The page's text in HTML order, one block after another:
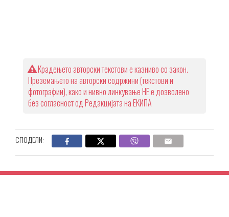
Крадењето авторски текстови е казниво со закон.
Преземањето на авторски содржини (текстови и
фотографии), како и нивно линкување НЕ е дозволено
без согласност од Редакцијата на ЕКИПА
СПОДЕЛИ: